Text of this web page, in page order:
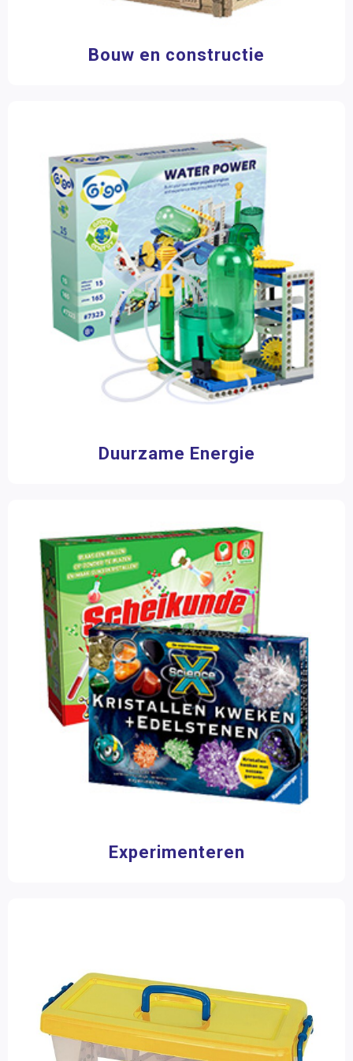
Sociaal-emotionele ontwikkeling
Beloningsmateriaal
Kunstzinnige vorming
Bouw- en constructiematerialen(16)
Experimenteersets(3)
Hulpmiddelen(16)
Lijm en tape(9)
Naslagwerken
(1)
Opdracht- en oefenkaarten(2)
Pakketten(1)
Speelgoed(6)
Spellen(1)
Werkboeken(6)
Aantal spelers
(13)
2 - 4 spelers(13)
Merk
Bee-Bot(3)
Betzold(34)
Educo(10)
Eduforce(5)
Gigo(1)
Kapla(4)
Learning Resources(5)
Scala Leuker Leren(1)
Schoolsupport(6)
(2)
Bouw en constructie
Duurzame Energie
Experimenteren